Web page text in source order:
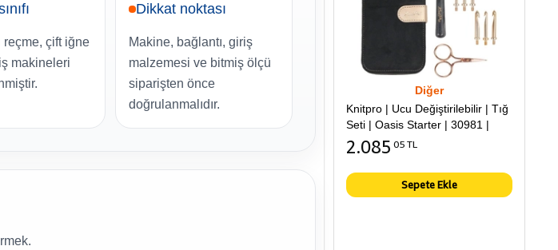
reçme, çift iğne
makineleri
Dikkat noktası
Makine, bağlantı, giriş
malzemesi ve bitmiş ölçü
siparişten önce
doğrulanmalıdır.
Diğer
Knitpro | Ucu Değiştirilebilir | Tığ
Seti | Oasis Starter | 30981 |
2.085 05 TL
Sepete Ekle